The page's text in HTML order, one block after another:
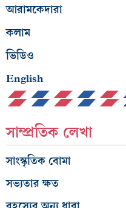
আরামকেদারা
কলাম
ভিডিও
English
সাম্প্রতিক লেখা
সাংস্কৃতিক বোমা
সভ্যতার ক্ষত